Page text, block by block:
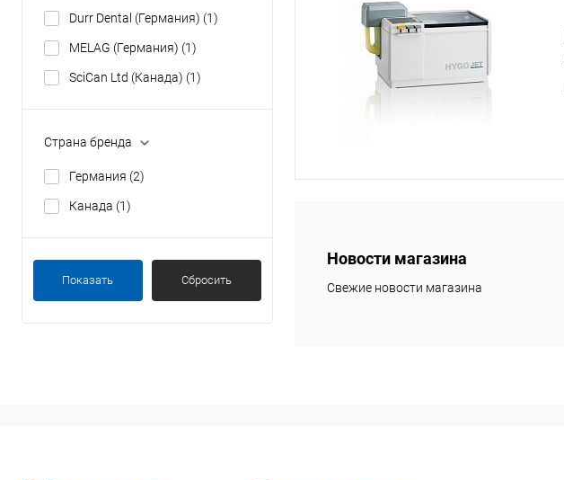
Durr Dental (Германия) (1)
MELAG (Германия) (1)
SciCan Ltd (Канада) (1)
Страна бренда
Германия (2)
Канада (1)
Показать Сбросить
Новости магазина
Свежие новости магазина